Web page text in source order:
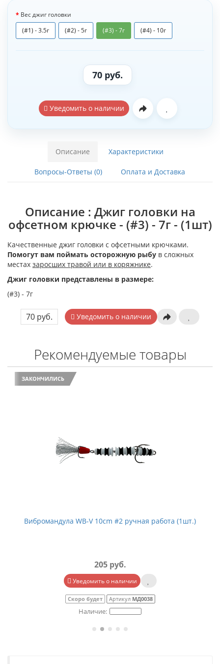
Вес джиг головки
(#1) - 3.5г
(#2) - 5г (#3) - 7г (#4) - 10г
70 руб.
Уведомить о наличии
Описание Характеристики
Вопросы-Ответы (0) Оплата и Доставка
Описание : Джиг головки на
офсетном крючке - (#3) - 7г - (1шт)
Качественные джиг головки с офсетными крючками.
Помогут вам поймать осторожную рыбу в сложных
местах заросших травой или в коряжнике.
Джиг головки представлены в размере:
(#3) - 7г
70 руб. Уведомить о наличии
Рекомендуемые товары
ЗАКОНЧИЛИСЬ
Вибромандула WB-V 10cm #2 ручная работа (1шт.)
205 руб.
Уведомить о наличии
Скоро будет Артикул МД0038